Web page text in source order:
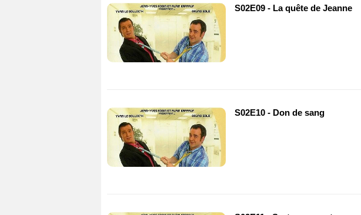
S02E09 - La quête de Jeanne
S02E10 - Don de sang